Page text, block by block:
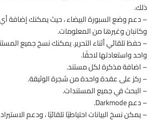
ذلك.
– دعم وضع السبورة البيضاء ، حيث يمكنك إضافة
وكانبان وغيرها من المعلومات.
– حفظ تلقائي أثناء التحرير. يمكنك نسخ جميع
واحد واستعادتها لاحقًا.
– اضافة مذكرة لكل مستند.
– ركز على عقدة واحدة من شجرة الوثيقة.
– البحث في جميع المستندات.
– دعم Darkmode.
– يمكن نسخ البيانات احتياطيًا تلقائيًا ، ودعم